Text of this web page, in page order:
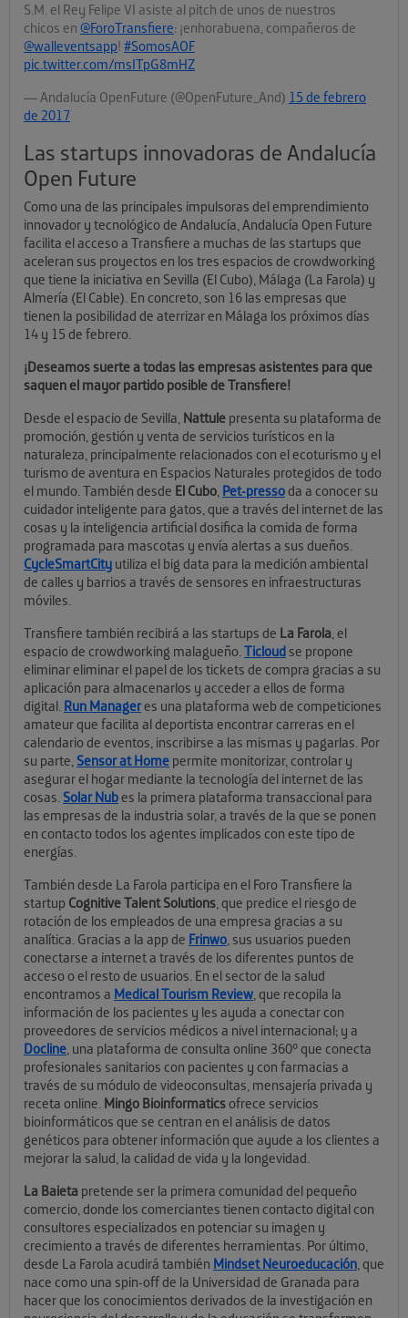
S.M. el Rey Felipe VI asiste al pitch de unos de nuestros
chicos en @ForoTransfiere: ¡enhorabuena, compañeros de
@walleventsapp! #SomosAOF
pic.twitter.com/msITpG8mHZ
— Andalucía OpenFuture (@OpenFuture_And) 15 de febrero
de 2017
Las startups innovadoras de Andalucía
Open Future
Como una de las principales impulsoras del emprendimiento
innovador y tecnológico de Andalucía, Andalucía Open Future
facilita el acceso a Transfiere a muchas de las startups que
aceleran sus proyectos en los tres espacios de crowdworking
que tiene la iniciativa en Sevilla (El Cubo), Málaga (La Farola) y
Almería (El Cable). En concreto, son 16 las empresas que
tienen la posibilidad de aterrizar en Málaga los próximos días
14 y 15 de febrero.
¡Deseamos suerte a todas las empresas asistentes para que
saquen el mayor partido posible de Transfiere!
Desde el espacio de Sevilla, Nattule presenta su plataforma de
promoción, gestión y venta de servicios turísticos en la
naturaleza, principalmente relacionados con el ecoturismo y el
turismo de aventura en Espacios Naturales protegidos de todo
el mundo. También desde El Cubo, Pet-pressoda a conocer su
cuidador inteligente para gatos, que a través del internet de las
cosas y la inteligencia artificial dosifica la comida de forma
programada para mascotas y envía alertas a sus dueños.
CycleSmartCity utiliza el big data para la medición ambiental
de calles y barrios a través de sensores en infraestructuras
móviles.
Transfiere también recibirá a las startups de La Farola, el
espacio de crowdworking malagueño.Ticloud se propone
eliminar eliminar el papel de los tickets de compra gracias a su
aplicación para almacenarlos y acceder a ellos de forma
digital. Run Manageres una plataforma web de competiciones
amateur que facilita al deportista encontrar carreras en el
calendario de eventos, inscribirse a las mismas y pagarlas. Por
su parte, Sensor at Home permite monitorizar, controlar y
asegurar el hogar mediante la tecnología del internet de las
cosas. Solar Nubes la primera plataforma transaccional para
las empresas de la industria solar, a través de la que se ponen
en contacto todos los agentes implicados con este tipo de
energías.
También desde La Farola participa en el Foro Transfiere la
startup Cognitive Talent Solutions, que predice el riesgo de
rotación de los empleados de una empresa gracias a su
analítica. Gracias a la app de Frinwo, sus usuarios pueden
conectarse a internet a través de los diferentes puntos de
acceso o el resto de usuarios. En el sector de la salud
encontramos a Medical Tourism Review, que recopila la
información de los pacientes y les ayuda a conectar con
proveedores de servicios médicos a nivel internacional; y a
Docline, una plataforma de consulta online 360º que conecta
profesionales sanitarios con pacientes y con farmacias a
través de su módulo de videoconsultas, mensajería privada y
receta online. Mingo Bioinformaticsofrece servicios
bioinformáticos que se centran en el análisis de datos
genéticos para obtener información que ayude a los clientes a
mejorar la salud, la calidad de vida y la longevidad.
La Baieta pretende ser la primera comunidad del pequeño
comercio, donde los comerciantes tienen contacto digital con
consultores especializados en potenciar su imagen y
crecimiento a través de diferentes herramientas. Por último,
desde La Farola acudirá también Mindset Neuroeducación, que
nace como una spin-off de la Universidad de Granada para
hacer que los conocimientos derivados de la investigación en